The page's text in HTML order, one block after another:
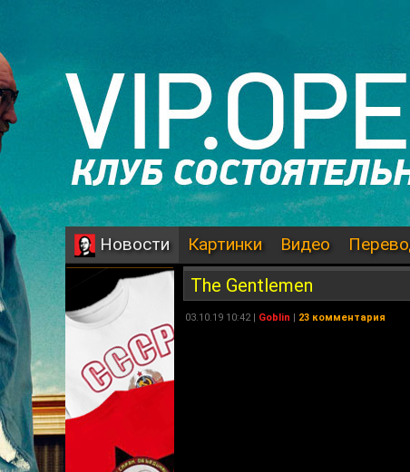
Новости Картинки Видео
The Gentlemen
03.10.19 10:42 | Goblin | 23 комментария